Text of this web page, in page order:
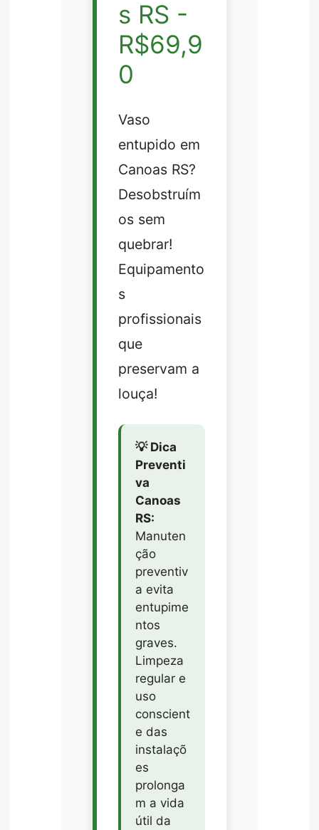
s RS -
R$69,9
0
Vaso
entupido em
Canoas RS?
Desobstruím
os sem
quebrar!
Equipamento
s
profissionais
que
preservam a
louça!
💡 Dica
Preventi
va
Canoas
RS:
Manuten
ção
preventiv
a evita
entupime
ntos
graves.
Limpeza
regular e
uso
conscient
e das
instalaçõ
es
prolonga
m a vida
útil da